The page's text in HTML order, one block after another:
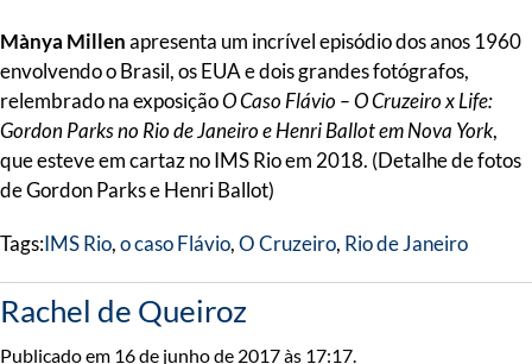
Mànya Millenapresenta um incrível episódio dos anos 1960
envolvendo o Brasil, os EUA e dois grandes fotógrafos,
relembrado na exposiçãoO Caso Flávio – O Cruzeiro x Life:
Gordon Parks no Rio de Janeiro e Henri Ballot em Nova York,
que esteve em cartaz no IMS Rio em 2018. (Detalhe de fotos
de Gordon Parks e Henri Ballot)
Tags:IMS Rio,o caso Flávio,O Cruzeiro, Rio de Janeiro
Rachel de Queiroz
Publicado em 16 de junho de 2017 às 17:17.